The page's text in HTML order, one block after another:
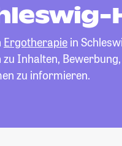
Ergotherapie in
Inhalten,
zu informieren.